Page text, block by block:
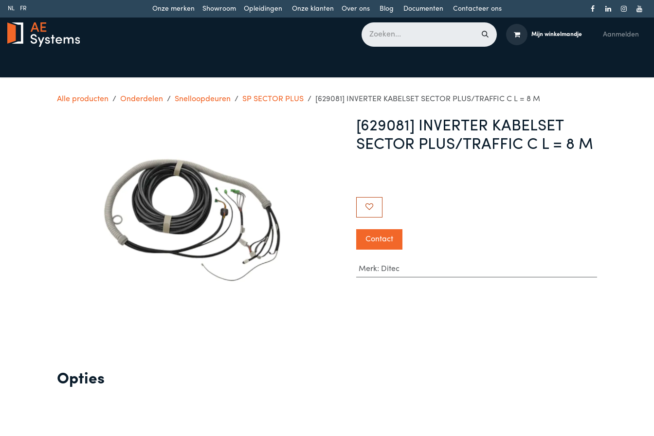
Overslaan naar inhoud
NL FR Onze merken Showroom Opleidingen Onze klanten Over ons Blog Documenten Contacteer ons
Mijn winkelmandje Aanmelden
Alle producten Onderdelen Snelloopdeuren SP SECTOR PLUS [629081] INVERTER KABELSET SECTOR PLUS/TRAFFIC C L = 8 M
[629081] INVERTER KABELSET
SECTOR PLUS/TRAFFIC C L = 8 M
Contact
Merk: Ditec
Opties